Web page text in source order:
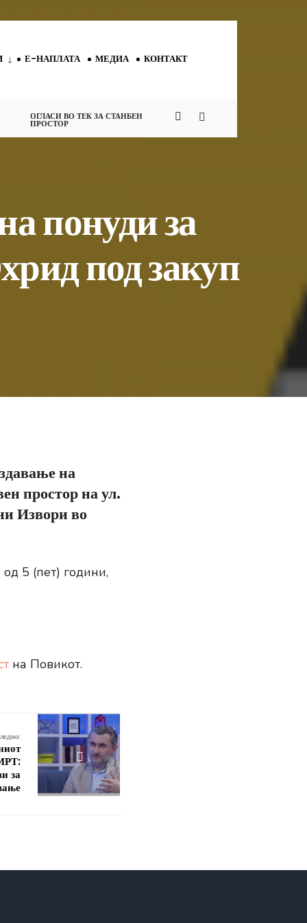
Е-НАПЛАТА МЕДИА КОНТАКТ
ОГЛАСИ ВО ТЕК ЗА СТАНБЕН
ПРОСТОР
понуди за
под закуп
на
простор на ул.
Извори во
5 (пет) години,
на Повикот.
за